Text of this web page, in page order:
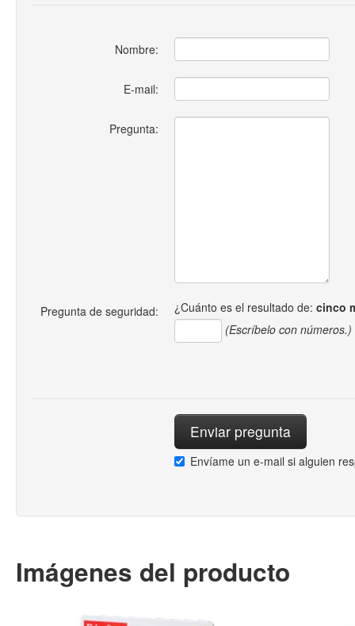
Nombre:
E-mail:
Pregunta:
Pregunta de seguridad: ¿Cuánto es el resultado de: cinco
(Escríbelo con números.)
Envíame un e-mail si alguien
Imágenes del producto